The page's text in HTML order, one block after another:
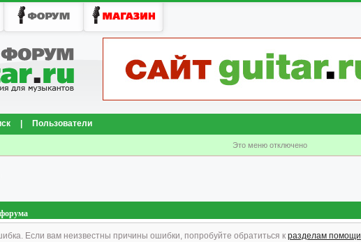
Пользователи
Это меню отключено
Если вам неизвестны причины ошибки, попробуйте обратиться к разделам помощи